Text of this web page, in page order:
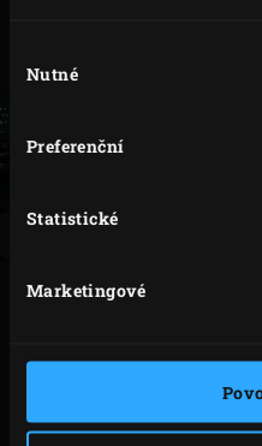
souhlasu
Nutné
Preferenční
Statistické
Marketingové
whisk and spoon
Zapaltedřevěné uhlív
200 °C.